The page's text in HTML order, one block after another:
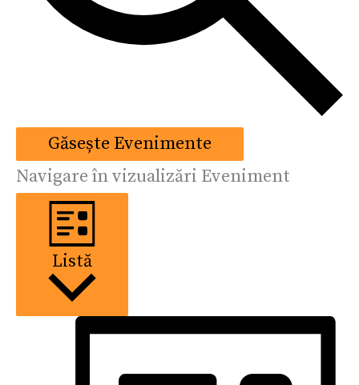
Găsește Evenimente
Navigare în vizualizări Eveniment
Listă